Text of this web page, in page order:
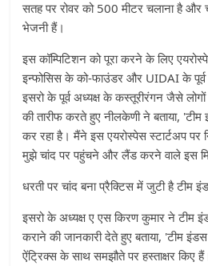
सतह पर रोवर को 500 मीटर चलाना है और
भेजनी हैं।
इस कॉम्पिटिशन को पूरा करने के लिए
इन्फोसिस के को-फाउंडर और UIDAI के
इसरो के पूर्व अध्यक्ष के कस्तूरीरंगन जैसे
की तारीफ करते हुए नीलकेणी ने बताया,
कर रहा है। मैंने इस एयरोस्पेस स्टार्टअप पर
मुझे चांद पर पहुंचने और लैंड करने वाले इस
धरती पर चांद बना प्रैक्टिस में जुटी है टीम
इसरो के अध्यक्ष ए एस किरण कुमार ने टीम
कराने की जानकारी देते हुए बताया, 'टीम
ऐंट्रिक्स के साथ समझौते पर हस्ताक्षर किए